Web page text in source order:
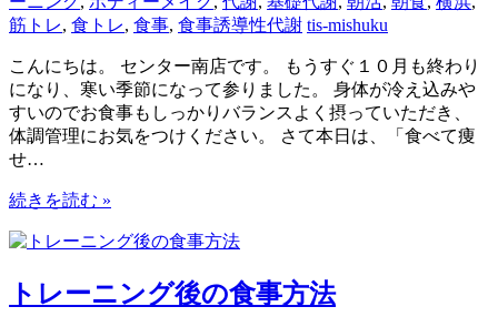
筋トレ, 食トレ, 食事, 食事誘導性代謝 tis-mishuku
こんにちは。 センター南店です。 もうすぐ１０月も終わり
になり、寒い季節になって参りました。 身体が冷え込みや
すいのでお食事もしっかりバランスよく摂っていただき、
体調管理にお気をつけください。 さて本日は、「食べて痩
せ…
続きを読む »
トレーニング後の食事方法